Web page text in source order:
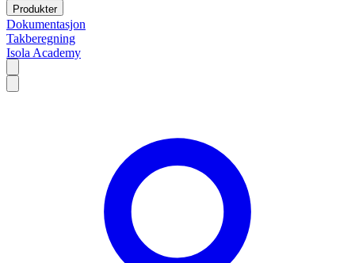
Produkter
Dokumentasjon
Takberegning
Isola Academy